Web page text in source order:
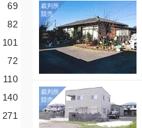
69
82
101
72
110
140
271